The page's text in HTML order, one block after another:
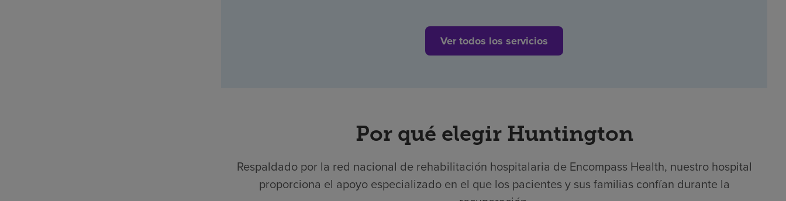
Ver todos los servicios
Por qué elegir Huntington
Respaldado por la red nacional de rehabilitación hospitalaria de Encompass Health, nuestro hospital
proporciona el apoyo especializado en el que los pacientes y sus familias confían durante la